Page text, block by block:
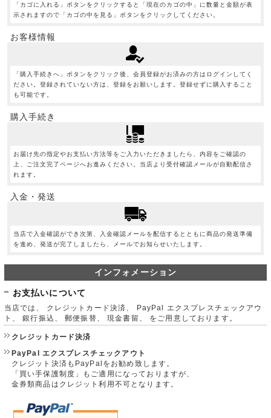
「カゴに入れる」ボタンをクリックすると「現在のカゴの中」に数量と金額が表
示されますので「カゴの中を見る」ボタンをクリックしてください。
お客様情報
「購入手続きへ」ボタンをクリック後、会員登録がお済みの方はログインしてく
ださい。登録されていない方は、登録をお願いします。登録せずに購入すること
も可能です。
購入手続き
お届け先の指定やお支払い方法等をご入力いただきましたら、内容をご確認の
上、ご注文完了ページへお進みください。当店より受付確認メールが自動配信さ
れます。
入金・発送
当店で入金確認ができ次第、入金確認メールを配信するとともに商品の発送準備
を進め、発送が完了しましたら、メールでお知らせいたします。
インフォメーション
お支払いについて
当店では、 クレジットカード決済、 PayPal エクスプレスチェックアウ
ト、 銀行振込、 郵便振替、 現金書留、 をご用意しております。
クレジットカード決済
PayPal エクスプレスチェックアウト
クレジット決済もPayPalをお勧め致します。
「買い手保護制度」もご適用になっておりますが、
金券類商品はクレジット利用不可となります。